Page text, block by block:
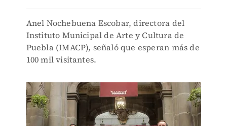
Anel Nochebuena Escobar, directora del
Instituto Municipal de Arte y Cultura de
Puebla (IMACP), señaló que esperan más de
100 mil visitantes.